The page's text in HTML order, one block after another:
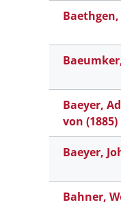
Baeyer,
von (1885)
Baeyer,
Bahner,